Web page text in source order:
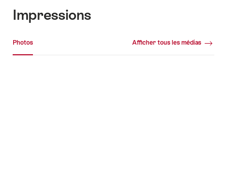
Impressions
Photos Afficher tous les médias